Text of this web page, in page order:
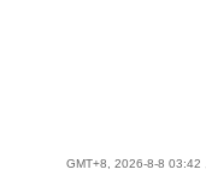
GMT+8, 2026-8-8 03:42